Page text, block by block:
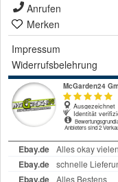
Anrufen
Merken
Impressum
Widerrufsbelehrung